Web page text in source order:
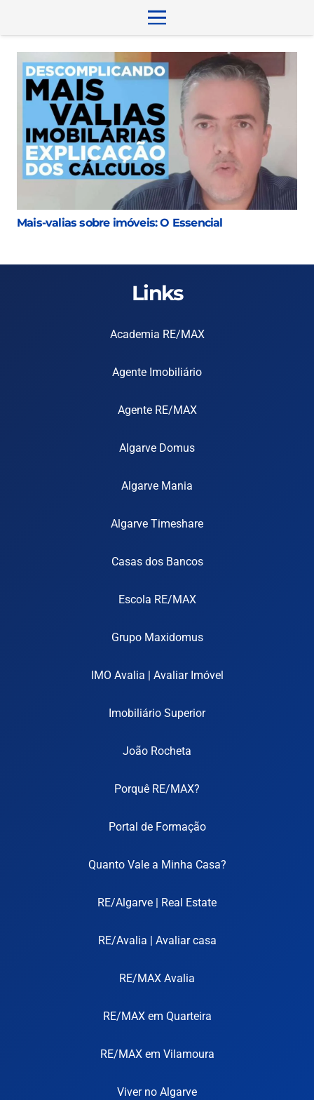
Mais-valias sobre imóveis: O Essencial
Links
Academia RE/MAX
Agente Imobiliário
Agente RE/MAX
Algarve Domus
Algarve Mania
Algarve Timeshare
Casas dos Bancos
Escola RE/MAX
Grupo Maxidomus
IMO Avalia | Avaliar Imóvel
Imobiliário Superior
João Rocheta
Porquê RE/MAX?
Portal de Formação
Quanto Vale a Minha Casa?
RE/Algarve | Real Estate
RE/Avalia | Avaliar casa
RE/MAX Avalia
RE/MAX em Quarteira
RE/MAX em Vilamoura
Viver no Algarve